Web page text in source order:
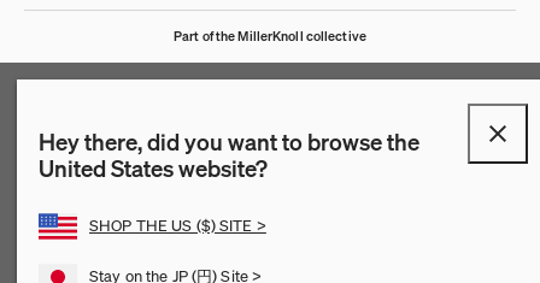
Part of the MillerKnoll collective
Hey there, did you want to browse the
United States website?
SHOP THE US ($) SITE >
Stay on the JP (円) Site >